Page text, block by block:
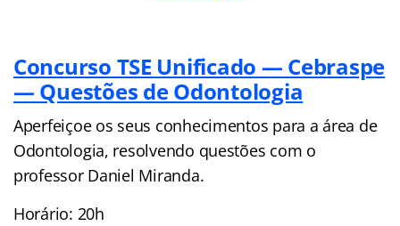
Concurso TSE Unificado — Cebraspe
— Questões de Odontologia
Aperfeiçoe os seus conhecimentos para a área de
Odontologia, resolvendo questões com o
professor Daniel Miranda.
Horário: 20h